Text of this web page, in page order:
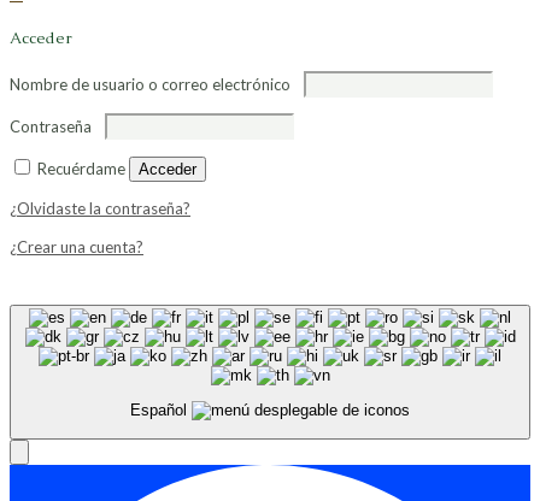
Acceder
Nombre de usuario o correo electrónico
Contraseña
Recuérdame Acceder
¿Olvidaste la contraseña?
¿Crear una cuenta?
Español